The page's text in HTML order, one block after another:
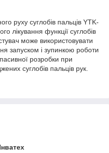
руху суглобів пальців YTK-
лікування функції суглобів
може використовувати
запуском і зупинкою роботи
розробки при
суглобів пальців рук.